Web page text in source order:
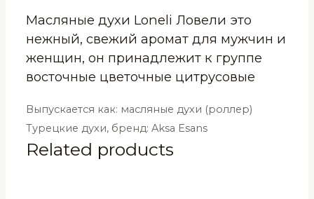
quantity
Масляные духи Loneli Ловели это
нежный, свежий аромат для мужчин и
женщин, он принадлежит к группе
восточные цветочные цитрусовые
Выпускается как: масляные духи (роллер)
Турецкие духи, бренд: Aksa Esans
Related products